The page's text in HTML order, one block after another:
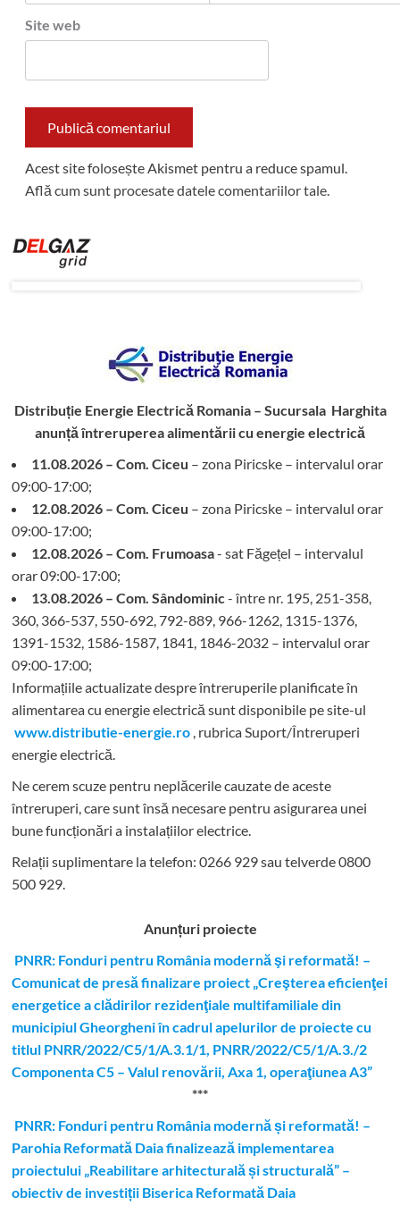
Site web
Acest site folosește Akismet pentru a reduce spamul.
Află cum sunt procesate datele comentariilor tale.
Distribuție Energie Electrică Romania – Sucursala Harghita
anunță întreruperea alimentării cu energie electrică
11.08.2026 – Com. Ciceu – zona Piricske – intervalul orar
09:00-17:00;
12.08.2026 – Com. Ciceu – zona Piricske – intervalul orar
09:00-17:00;
12.08.2026 – Com. Frumoasa- sat Făgețel – intervalul
orar 09:00-17:00;
13.08.2026 – Com. Sândominic- între nr. 195, 251-358,
360, 366-537, 550-692, 792-889, 966-1262, 1315-1376,
1391-1532, 1586-1587, 1841, 1846-2032 – intervalul orar
09:00-17:00;
Informațiile actualizate despre întreruperile planificate în
alimentarea cu energie electrică sunt disponibile pe site-ul
www.distributie-energie.ro , rubrica Suport/Întreruperi
energie electrică.
Ne cerem scuze pentru neplăcerile cauzate de aceste
întreruperi, care sunt însă necesare pentru asigurarea unei
bune funcționări a instalațiilor electrice.
Relații suplimentare la telefon: 0266 929 sau telverde 0800
500 929.
Anunțuri proiecte
PNRR: Fonduri pentru România modernă şi reformată! –
Comunicat de presă finalizare proiect „Creşterea eficienţei
energetice a clădirilor rezidenţiale multifamiliale din
municipiul Gheorgheni în cadrul apelurilor de proiecte cu
titlul PNRR/2022/C5/1/A.3.1/1, PNRR/2022/C5/1/A.3./2
Componenta C5 – Valul renovării, Axa 1, operaţiunea A3”
***
PNRR: Fonduri pentru România modernă și reformată! –
Parohia Reformată Daia finalizează implementarea
proiectului „Reabilitare arhitecturală și structurală” –
obiectiv de investiții Biserica Reformată Daia